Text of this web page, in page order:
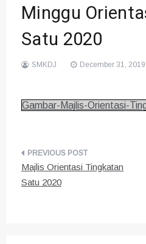
Minggu
Satu 2020
SMKDJ December 31, 2019
Gambar-Majlis-Orientasi-
Post
navigation
Majlis Orientasi Tingkatan
Satu 2020